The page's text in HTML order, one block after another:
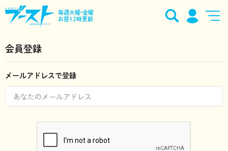
毎週火曜•金曜
お昼12時更新
会員登録
メールアドレスで登録